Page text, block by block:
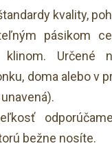
kvality,
pásikom
klinom. Určené
doma alebo v
bežne nosíte.